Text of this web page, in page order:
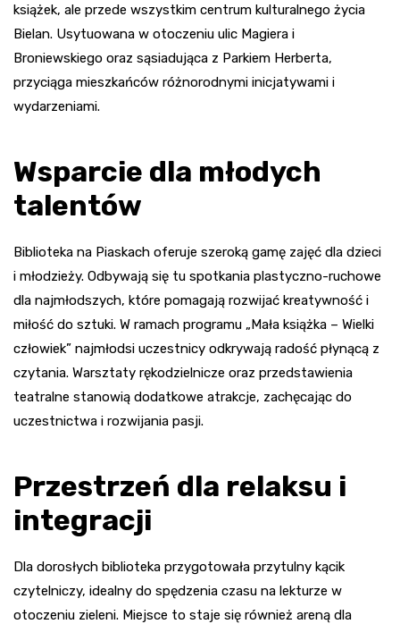
książek, ale przede wszystkim centrum kulturalnego życia
Bielan. Usytuowana w otoczeniu ulic Magiera i
Broniewskiego oraz sąsiadująca z Parkiem Herberta,
przyciąga mieszkańców różnorodnymi inicjatywami i
wydarzeniami.
Wsparcie dla młodych
talentów
Biblioteka na Piaskach oferuje szeroką gamę zajęć dla dzieci
i młodzieży. Odbywają się tu spotkania plastyczno-ruchowe
dla najmłodszych, które pomagają rozwijać kreatywność i
miłość do sztuki. W ramach programu „Mała książka – Wielki
człowiek” najmłodsi uczestnicy odkrywają radość płynącą z
czytania. Warsztaty rękodzielnicze oraz przedstawienia
teatralne stanowią dodatkowe atrakcje, zachęcając do
uczestnictwa i rozwijania pasji.
Przestrzeń dla relaksu i
integracji
Dla dorosłych biblioteka przygotowała przytulny kącik
czytelniczy, idealny do spędzenia czasu na lekturze w
otoczeniu zieleni. Miejsce to staje się również areną dla